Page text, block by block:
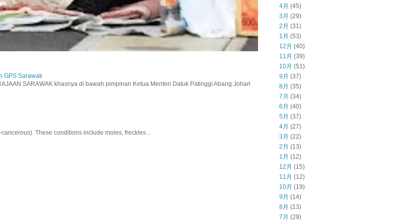
GPS Sarawak
SARAWAK khasnya di bawah pimpinan Ketua Menteri Datuk Patinggi Abang Johari
These conditions include moles, freckles...
4月 (45)
3月 (29)
2月 (31)
1月 (53)
12月 (40)
11月 (39)
10月 (51)
9月 (37)
8月 (35)
7月 (34)
6月 (40)
5月 (37)
4月 (27)
3月 (22)
2月 (13)
1月 (12)
12月 (15)
11月 (12)
10月 (19)
9月 (14)
8月 (13)
7月 (29)